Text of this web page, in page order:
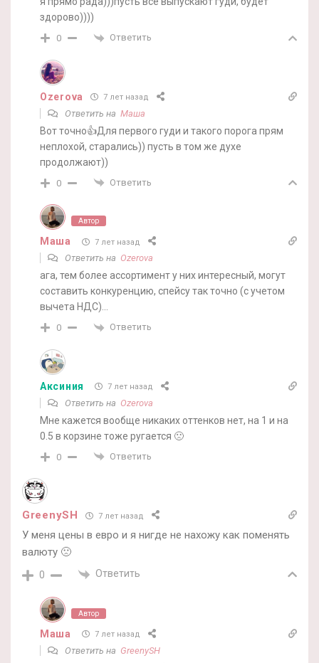
здорово))))
0 Ответить
Ozerova 7 лет назад
Ответить на Маша
Вот точно👍Для первого гуди и такого порога прям
неплохой, старались)) пусть в том же духе
продолжают))
0 Ответить
Автор
Маша 7 лет назад
Ответить на Ozerova
ага, тем более ассортимент у них интересный, могут
составить конкуренцию, спейсу так точно (с учетом
вычета НДС)…
0 Ответить
Аксиния 7 лет назад
Ответить на Ozerova
Мне кажется вообще никаких оттенков нет, на 1 и на
0.5 в корзине тоже ругается 🙁
0 Ответить
GreenySH 7 лет назад
У меня цены в евро и я нигде не нахожу как поменять
валюту 🙁
0 Ответить
Автор
Маша 7 лет назад
Ответить на GreenySH